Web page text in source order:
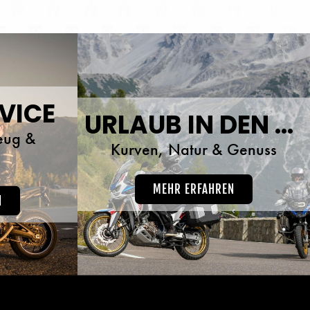
&
URLAUB IN DEN ALPEN
Kurven, Natur & Genuss
MEHR ERFAHREN